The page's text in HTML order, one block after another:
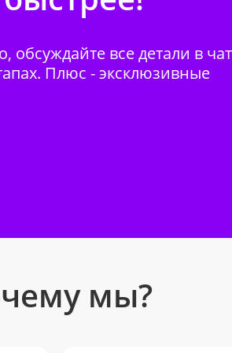
все детали в
Плюс - эксклюзивные
мы?